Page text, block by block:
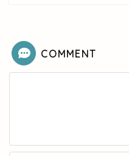
COMMENT